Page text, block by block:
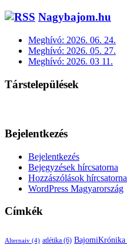
Nagybajom.hu
Meghívó: 2026. 06. 24.
Meghívó: 2026. 05. 27.
Meghívó: 2026. 03 11.
Társtelepülések
Bejelentkezés
Bejelentkezés
Bejegyzések hírcsatorna
Hozzászólások hírcsatorna
WordPress Magyarország
Címkék
Alternaiv (4) atlétika (6) BajomiKrónika